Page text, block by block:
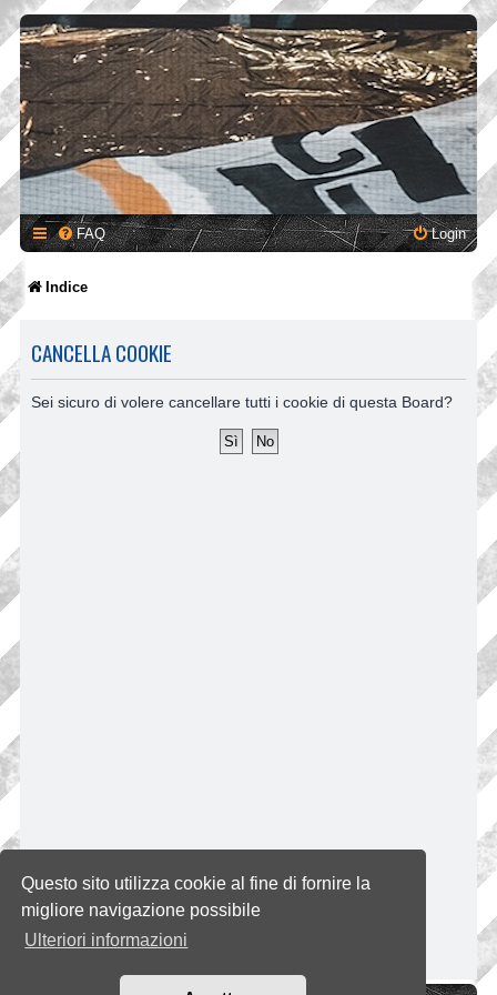
Questo sito utilizza cookie al fine di fornire la
migliore navigazione possibile
Ulteriori informazioni
FAQ Login
Indice
CANCELLA COOKIE
Sei sicuro di volere cancellare tutti i cookie di questa Board?